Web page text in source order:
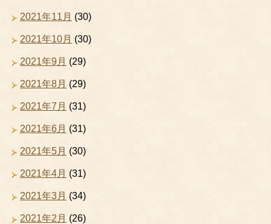
2021年11月 (30)
2021年10月 (30)
2021年9月 (29)
2021年8月 (29)
2021年7月 (31)
2021年6月 (31)
2021年5月 (30)
2021年4月 (31)
2021年3月 (34)
2021年2月 (26)